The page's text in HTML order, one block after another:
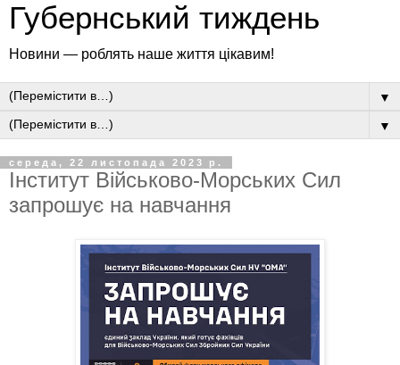
Губернський тиждень
Новини — роблять наше життя цікавим!
▼
▼
середа, 22 листопада 2023 р.
Інститут Військово-Морських Сил
запрошує на навчання